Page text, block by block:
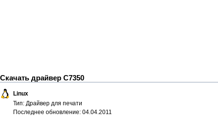
Скачать драйвер C7350
Linux
Тип: Драйвер для печати
Последнее обновление: 04.04.2011